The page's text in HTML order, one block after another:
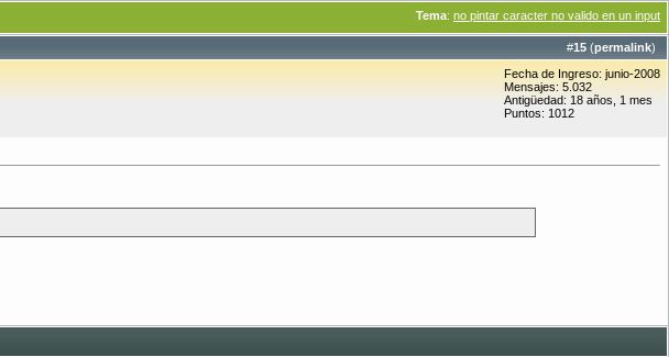
Tema: no pintar caracter no valido en un input
#15 (permalink)
Fecha de Ingreso: junio-2008
Mensajes: 5.032
Antigüedad: 18 años, 1 mes
Puntos: 1012